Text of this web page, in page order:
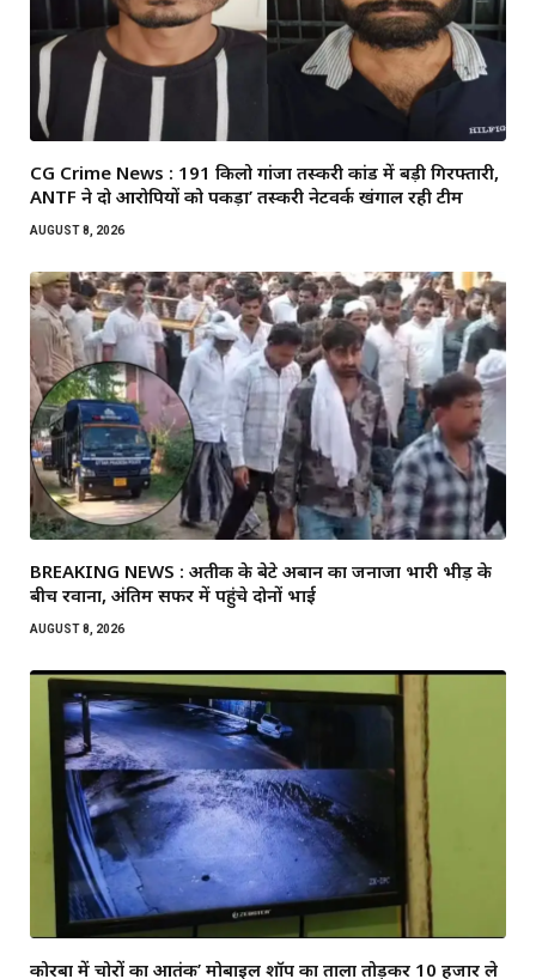
CG Crime News : 191 किलो गांजा तस्करी कांड में बड़ी गिरफ्तारी,
ANTF ने दो आरोपियों को पकड़ा’ तस्करी नेटवर्क खंगाल रही टीम
AUGUST 8, 2026
BREAKING NEWS : अतीक के बेटे अबान का जनाजा भारी भीड़ के
बीच रवाना, अंतिम सफर में पहुंचे दोनों भाई
AUGUST 8, 2026
कोरबा में चोरों का आतंक’ मोबाइल शॉप का ताला तोड़कर ₹10 हजार ले